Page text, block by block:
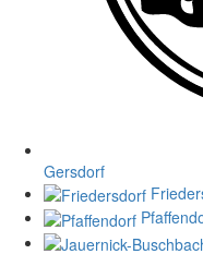
Gersdorf